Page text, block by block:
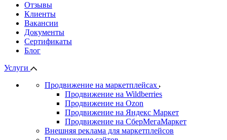
Отзывы
Клиенты
Вакансии
Документы
Сертификаты
Блог
Услуги
Продвижение на маркетплейсах
Продвижение на Wildberries
Продвижение на Ozon
Продвижение на Яндекс Маркет
Продвижение на СберМегаМаркет
Внешняя реклама для маркетплейсов